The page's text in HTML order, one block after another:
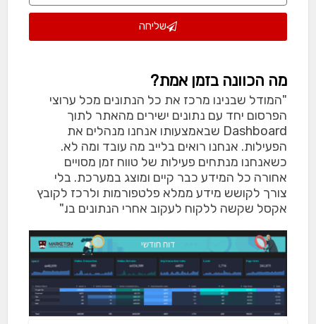
שליחה
מה הכוונה בזמן אמת?
"המודל שבנינו מרכז את כל הנתונים מכל ערוצי
הפרסום יחד עם נתונים ישירים מהאתר לתוך
Dashboard שבאמצעותו אנחנו מנהלים את
הפעילות. אנחנו רואים בלייב מה עובד ומה לא.
כשאנחנו מנתחים פעילות של טווח זמן מסויים
אחורה כל המידע כבר קיים ומוצג במערכת. בלי
צורך לקושש מידע ממלא פלטפורמות ולרכז לקובץ
אקסל שקשה ללקוח לעקוב אחרי הנתונים בו."